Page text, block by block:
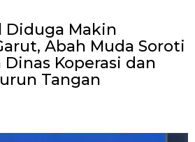
Diduga Makin
Abah Muda Soroti
Dinas Koperasi dan
Tangan